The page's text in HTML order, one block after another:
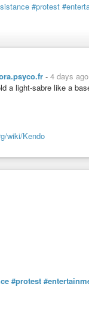
#protest
- 4 days ago
a light-sabre like a
wiki/Kendo
#protest